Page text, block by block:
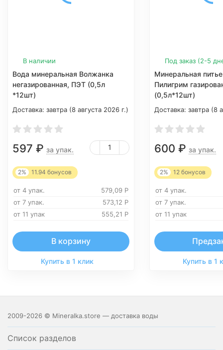
В наличии
Вода минеральная Волжанка
негазированная, ПЭТ (0,5л
*12шт)
Доставка: завтра (8 августа 2026 г.)
597 ₽ за упак.
2% 11.94 бонусов
от 4 упак. 579,09 Р
от 7 упак.
573,12 Р
от 11 упак
555,21 Р
В корзину
Купить в 1 клик
Под заказ (2-5
Минеральная
Пилигрим
(0,5л*12шт)
Доставка: завтра (8
600 ₽ за упак.
2% 12 бонусов
от 4 упак.
от 7 упак.
от 11 упак
Купить в 1
2009-2026 © Mineralka.store — доставка воды
Список разделов